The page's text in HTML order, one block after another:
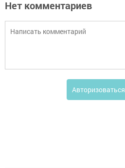
Нет комментариев
Авторизоваться